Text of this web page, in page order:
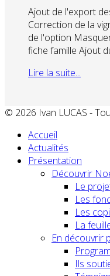
Ajout de l'export
Correction de la
de l'option
fiche famille Ajout
Lire la suite...
© 2026 Ivan LUCAS -
Accueil
Actualités
Présentation
Découvrir
Le
Les
Les
La
En découvrir
Ils